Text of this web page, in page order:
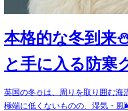
本格的な冬到来
と手に入る防寒
英国の冬⛄️は、周りを取り囲む海
極端に低くないものの、湿気・